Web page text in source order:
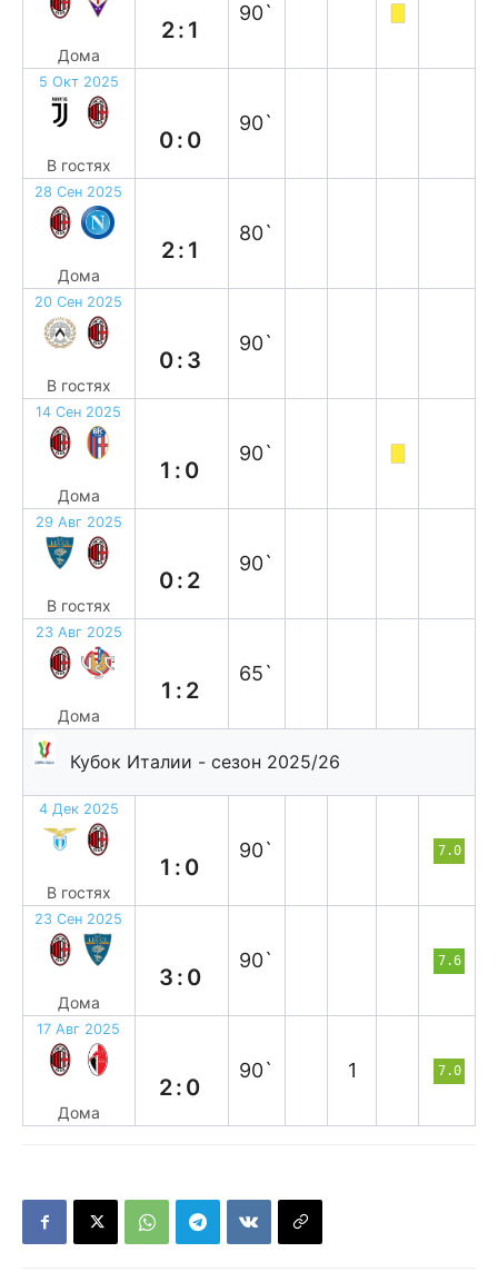
Дома
2:1
90`
5 Окт 2025
В гостях
0:0
90`
28 Сен 2025
Дома
2:1
80`
20 Сен 2025
В гостях
0:3
90`
14 Сен 2025
Дома
1:0
90`
29 Авг 2025
В гостях
0:2
90`
23 Авг 2025
Дома
1:2
65`
Кубок Италии - сезон 2025/26
4 Дек 2025
В гостях
1:0
90` 7.0
23 Сен 2025
Дома
3:0
90` 7.6
17 Авг 2025
Дома
2:0
90` 1 7.0